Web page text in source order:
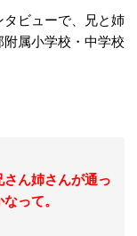
ビューで、兄と姉
属小学校・中学校
さん姉さんが通っ
って。